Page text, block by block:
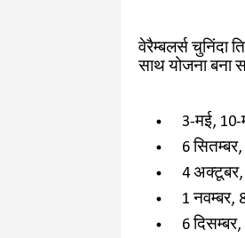
वेरैम्बलर्स चुनिंदा
साथ योजना बना
3-मई, 10-
6
4
1 नवम्बर,
6